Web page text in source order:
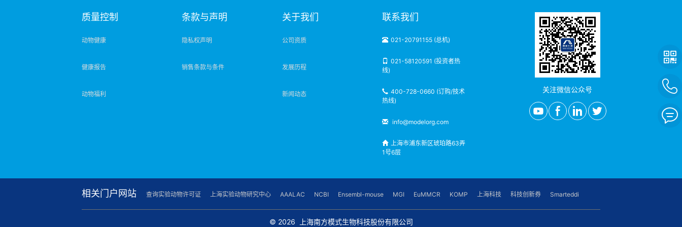
质量控制
动物健康
健康报告
动物福利
条款与声明
隐私权声明
销售条款与条件
关于我们
公司资质
发展历程
新闻动态
联系我们
021-20791155 (总机)
021-58120591 (投资者热
线)
400-728-0660 (订购/技术
热线)
info@modelorg.com
上海市浦东新区琥珀路63弄
1号6层
关注微信公众号
相关门户网站 查询实验动物许可证 上海实验动物研究中心 AAALAC NCBI Ensembl-mouse MGI EuMMCR KOMP 上海科技 科技创新券 Smarteddi
© 2026 上海南方模式生物科技股份有限公司